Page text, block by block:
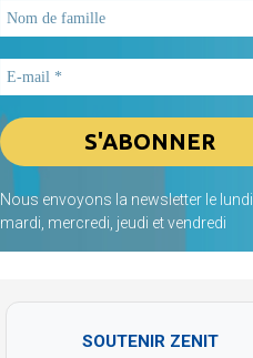
Nous envoyons la newsletter le lundi,
mardi, mercredi, jeudi et vendredi
SOUTENIR ZENIT